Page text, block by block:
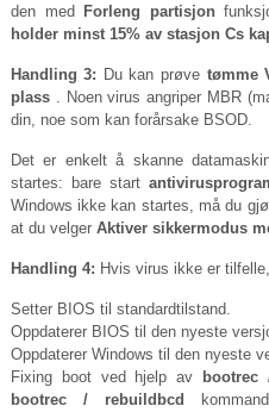
den med Forleng partisjon
holder minst 15% av stasjon Cs
Handling 3: Du kan prøve tømme
plass. Noen virus angriper MBR
din, noe som kan forårsake BSOD.
Det er enkelt å skanne
startes: bare start
Windows ikke kan startes, må du
at du velger Aktiver sikkermodus
Handling 4: Hvis virus ikke er
Setter BIOS til standardtilstand.
Oppdaterer BIOS til den nyeste
Oppdaterer Windows til den nyeste
Fixing boot ved hjelp av bootrec
bootrec / rebuildbcd